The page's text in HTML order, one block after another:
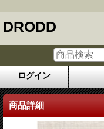
DRODD
ログイン
商品詳細